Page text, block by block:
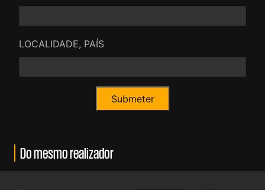
LOCALIDADE, PAÍS
Do mesmo realizador